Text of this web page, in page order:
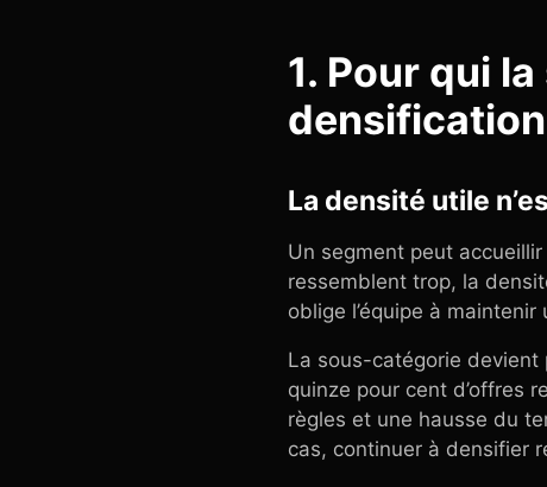
1. Pour qui
densification
La densité utile
Un segment peut
ressemblent trop, la
oblige l’équipe à
La sous-catégorie devient
quinze pour cent d’offres
règles et une hausse du
cas, continuer à densifier